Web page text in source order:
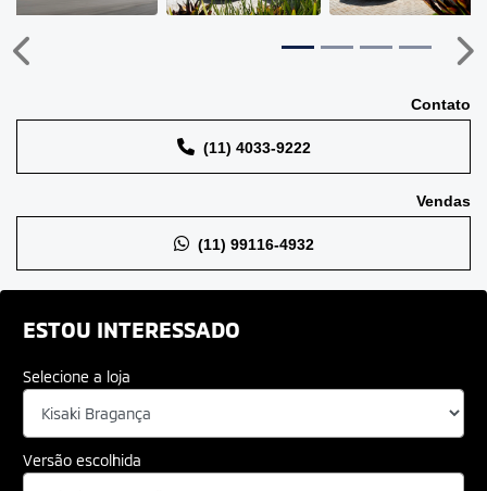
ESTOU INTERESSADO
Selecione a loja
Versão escolhida
Anterior
Contato
(11) 4033-9222
Vendas
(11) 99116-4932